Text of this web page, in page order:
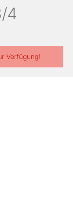
4
Verfügung!